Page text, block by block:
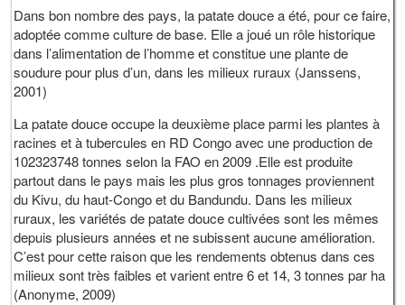
Dans bon nombre des pays, la patate douce a été, pour ce faire,
adoptée comme culture de base. Elle a joué un rôle historique
dans l’alimentation de l’homme et constitue une plante de
soudure pour plus d’un, dans les milieux ruraux (Janssens,
2001)
La patate douce occupe la deuxième place parmi les plantes à
racines et à tubercules en RD Congo avec une production de
102323748 tonnes selon la FAO en 2009 .Elle est produite
partout dans le pays mais les plus gros tonnages proviennent
du Kivu, du haut-Congo et du Bandundu. Dans les milieux
ruraux, les variétés de patate douce cultivées sont les mêmes
depuis plusieurs années et ne subissent aucune amélioration.
C’est pour cette raison que les rendements obtenus dans ces
milieux sont très faibles et varient entre 6 et 14, 3 tonnes par ha
(Anonyme, 2009)